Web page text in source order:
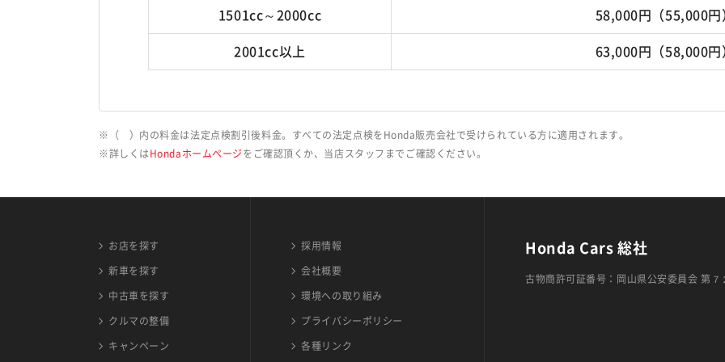
1501cc～2000cc 58,000円（55,000円
2001cc以上 63,000円（58,000円
（ ）内の料金は法定点検割引後料金。すべての法定点検をHonda販売会社で受けられている方に適用されます。
詳しくは Hondaホームページをご確認頂くか、当店スタッフまでご確認ください。
お店を探す
新車を探す
中古車を探す
クルマの整備
キャンペーン
採用情報
会社概要
環境への取り組み
プライバシーポリシー
各種リンク
Honda Cars 総社
古物商許可証番号：岡山県公安委員会 第